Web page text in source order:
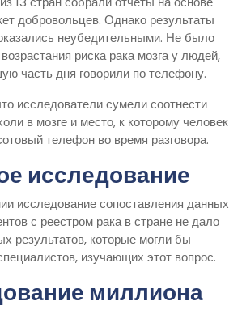
добровольцев. Однако результаты
неубедительными. Не было
риска рака мозга у людей,
часть дня говорили по телефону.
исследователи сумели соотнести
в мозге и место, к которому человек
телефон во время разговора.
исследование
исследование сопоставления данных
с реестром рака в стране не дало
результатов, которые могли бы
изучающих этот вопрос.
миллиона